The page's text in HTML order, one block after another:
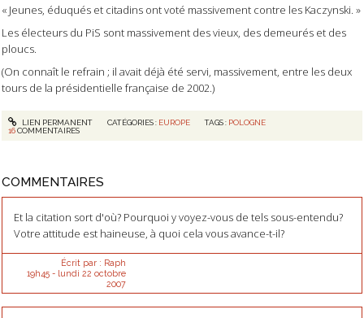
« Jeunes, éduqués et citadins ont voté massivement contre les Kaczynski. »
Les électeurs du PiS sont massivement des vieux, des demeurés et des
ploucs.
(On connaît le refrain ; il avait déjà été servi, massivement, entre les deux
tours de la présidentielle française de 2002.)
LIEN PERMANENT CATÉGORIES : EUROPE TAGS : POLOGNE
16COMMENTAIRES
COMMENTAIRES
Et la citation sort d'où? Pourquoi y voyez-vous de tels sous-entendu?
Votre attitude est haineuse, à quoi cela vous avance-t-il?
Écrit par : Raph
19h45- lundi 22 octobre
2007